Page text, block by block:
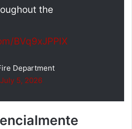
the
BVq9xJPPlX
Department
July 5, 2026